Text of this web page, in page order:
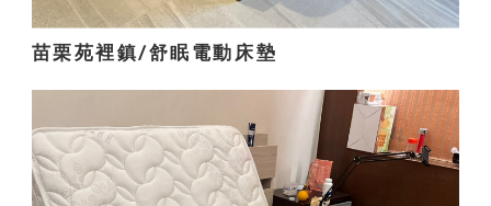
苗栗苑裡鎮/舒眠電動床墊